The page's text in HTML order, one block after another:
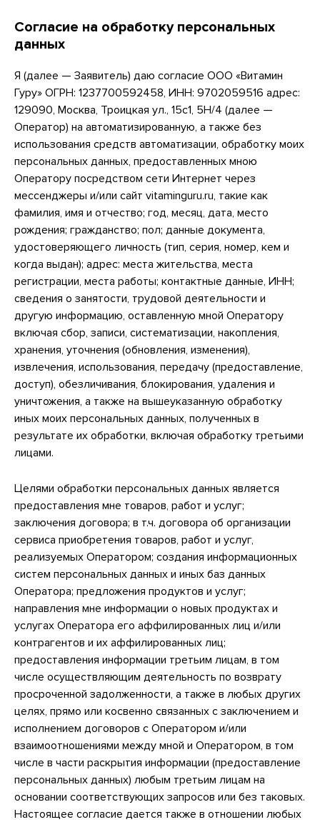
Согласие на обработку персональных
данных
Я (далее — Заявитель) даю согласие ООО «Витамин
Гуру» ОГРН: 1237700592458, ИНН: 9702059516 адрес:
129090, Москва, Троицкая ул., 15с1, 5Н/4 (далее —
Оператор) на автоматизированную, а также без
использования средств автоматизации, обработку моих
персональных данных, предоставленных мною
Оператору посредством сети Интернет через
мессенджеры и/или сайт vitaminguru.ru, такие как
фамилия, имя и отчество; год, месяц, дата, место
рождения; гражданство; пол; данные документа,
удостоверяющего личность (тип, серия, номер, кем и
когда выдан); адрес: места жительства, места
регистрации, места работы; контактные данные, ИНН;
сведения о занятости, трудовой деятельности и
другую информацию, оставленную мной Оператору
включая сбор, записи, систематизации, накопления,
хранения, уточнения (обновления, изменения),
извлечения, использования, передачу (предоставление,
доступ), обезличивания, блокирования, удаления и
уничтожения, а также на вышеуказанную обработку
иных моих персональных данных, полученных в
результате их обработки, включая обработку третьими
лицами.
Целями обработки персональных данных является
предоставления мне товаров, работ и услуг;
заключения договора; в т.ч. договора об организации
сервиса приобретения товаров, работ и услуг,
реализуемых Оператором; создания информационных
систем персональных данных и иных баз данных
Оператора; предложения продуктов и услуг;
направления мне информации о новых продуктах и
услугах Оператора его аффилированных лиц и/или
контрагентов и их аффилированных лиц;
предоставления информации третьим лицам, в том
числе осуществляющим деятельность по возврату
просроченной задолженности, а также в любых других
целях, прямо или косвенно связанных с заключением и
исполнением договоров с Оператором и/или
взаимоотношениями между мной и Оператором, в том
числе в части раскрытия информации (предоставление
персональных данных) любым третьим лицам на
основании соответствующих запросов или без таковых.
Настоящее согласие дается также в отношении любых